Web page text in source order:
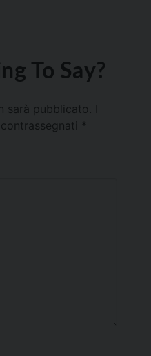
To Say?
sarà pubblicato.
*